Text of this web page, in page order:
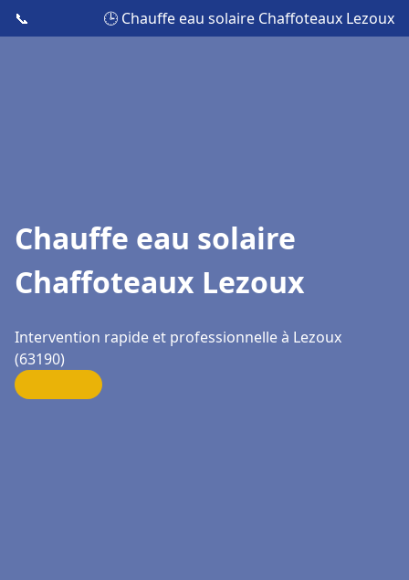
📞 🕒 Chauffe eau solaire Chaffoteaux Lezoux
Chauffe eau solaire
Chaffoteaux Lezoux
Intervention rapide et professionnelle à Lezoux
(63190)